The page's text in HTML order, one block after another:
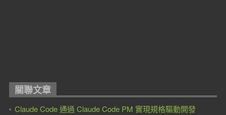
關聯文章
Claude Code 通過 Claude Code PM 實現規格驅動開發